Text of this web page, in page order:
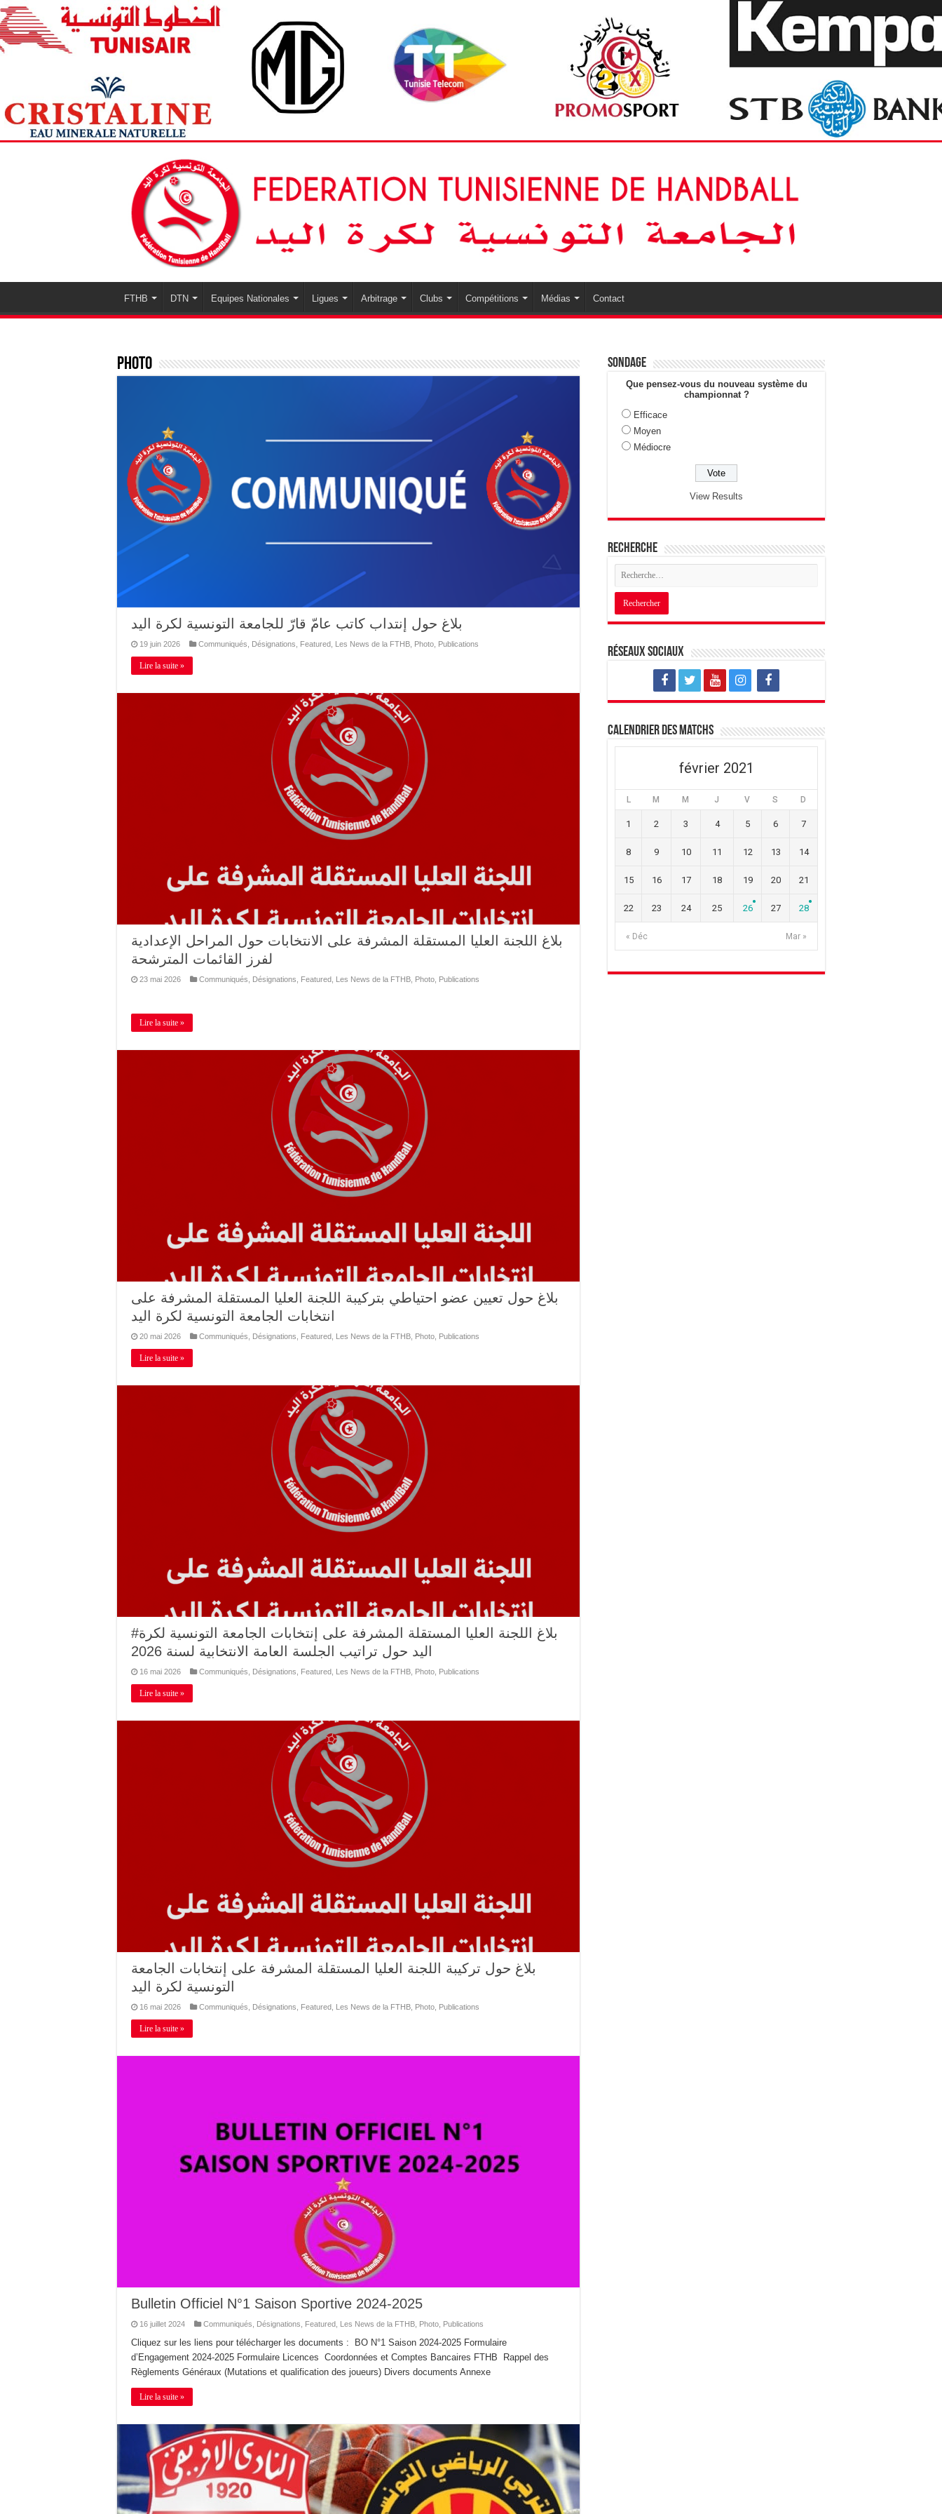
FTHB DTN Equipes Nationales Ligues Arbitrage Clubs Compétitions Médias Contact
Photo
بلاغ حول إنتداب كاتب عامّ قارّ للجامعة التونسية لكرة اليد
19 juin 2026 Communiqués Désignations Featured Les News de la FTHB Photo Publications
Lire la suite »
بلاغ اللجنة العليا المستقلة المشرفة على الانتخابات حول المراحل الإعدادية
لفرز القائمات المترشحة
23 mai 2026 Communiqués Désignations Featured Les News de la FTHB Photo Publications
Lire la suite »
بلاغ حول تعيين عضو احتياطي بتركيبة اللجنة العليا المستقلة المشرفة على
انتخابات الجامعة التونسية لكرة اليد
20 mai 2026 Communiqués Désignations Featured Les News de la FTHB Photo Publications
Lire la suite »
#بلاغ اللجنة العليا المستقلة المشرفة على إنتخابات الجامعة التونسية لكرة
اليد حول تراتيب الجلسة العامة الانتخابية لسنة 2026
16 mai 2026 Communiqués Désignations Featured Les News de la FTHB Photo Publications
Lire la suite »
بلاغ حول تركيبة اللجنة العليا المستقلة المشرفة على إنتخابات الجامعة
التونسية لكرة اليد
16 mai 2026 Communiqués Désignations Featured Les News de la FTHB Photo Publications
Lire la suite »
Bulletin Officiel N°1 Saison Sportive 2024-2025
16 juillet 2024 Communiqués Désignations Featured Les News de la FTHB Photo Publications
Cliquez sur les liens pour télécharger les documents : BO N°1 Saison 2024-2025 Formulaire
d’Engagement 2024-2025 Formulaire Licences Coordonnées et Comptes Bancaires FTHB Rappel des
Règlements Généraux (Mutations et qualification des joueurs) Divers documents Annexe
Lire la suite »
Sondage
Que pensez-vous du nouveau système du
championnat ?
Efficace
Moyen
Médiocre
View Results
Recherche
Réseaux sociaux
Calendrier des matchs
février 2021
L M M J V S D
« Déc Mar »
1 2 3 4 5 6 7
8 9 10 11 12 13 14
15 16 17 18 19 20 21
22 23 24 25 26 27 28